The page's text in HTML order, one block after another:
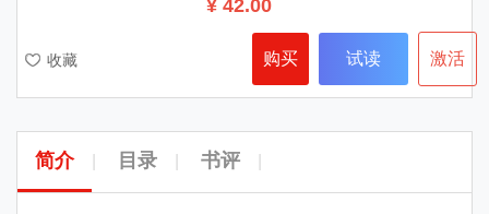
¥ 42.00
购买 试读 激活
收藏
简介 目录 书评